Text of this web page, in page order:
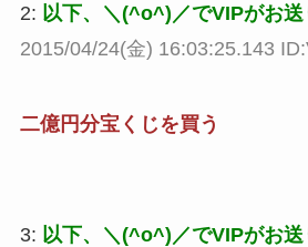
2: 以下、＼(^o^)／でVIPがお
2015/04/24(金) 16:03:25.143
二億円分宝くじを買う
3: 以下、＼(^o^)／でVIPがお